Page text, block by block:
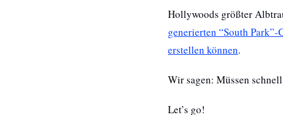
Hollywoods größter
generierten “South Park”-
erstellen können.
Wir sagen: Müssen
Let’s go!